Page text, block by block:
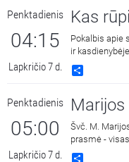
Penktadienis
04:15
Lapkričio 7 d.
Kas
Pokalbis apie
ir
Europos
kartus LKL
tais pačiais
gatvėse.
kuriame
Obelenis
siunčiamus
Penktadienis
05:00
Lapkričio 7 d.
Švč. M.
prasmė -
Motinos šlovei.